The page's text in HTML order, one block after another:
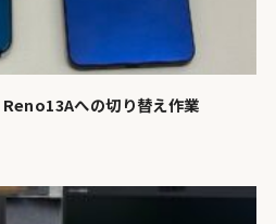
への切り替え作業